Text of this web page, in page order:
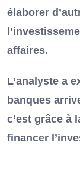
élaborer
affaires.
L’analyste a
banques
c’est grâce à
financer